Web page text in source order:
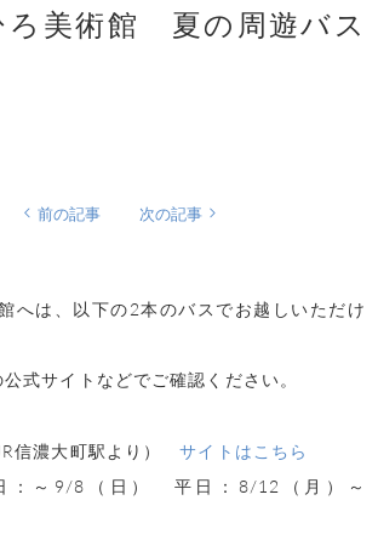
ろ美術館 夏の周遊バス
前の記事 次の記事
へは、以下の2本のバスでお越しいただけ
式サイトなどでご確認ください。
信濃大町駅より）サイトはこちら
～9/8（日） 平日：8/12（月）～